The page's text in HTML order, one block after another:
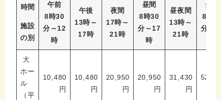
時間
施設
の別
午前
8時30
分～12
時
午後
13時～
17時
夜間
17時～
21時
昼間
8時30
分～17
時
昼夜間
13時～
21時
全日
8時
分～
大
ホー
ル
（平
10,480
円
10,480
円
20,950
円
20,950
円
31,430
円